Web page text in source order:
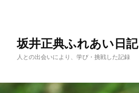
へ
坂井正典ふれあい日記
人との出会いにより、学び・挑戦した記録